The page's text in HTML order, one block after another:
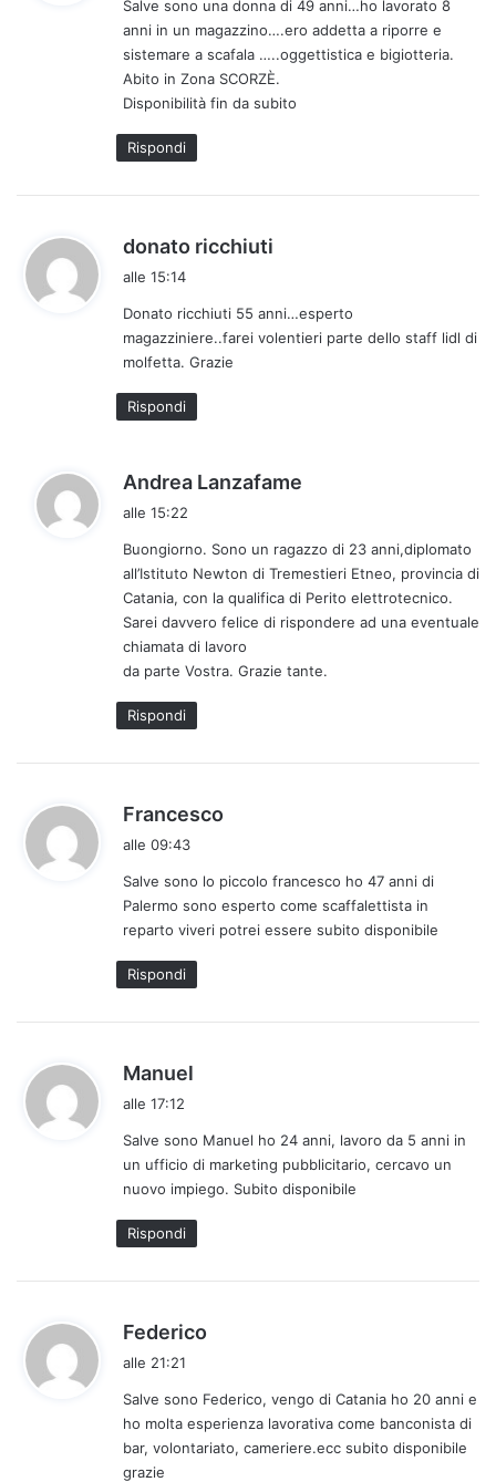
e
t
t
o
:
Salve sono una donna di 49 anni…ho lavorato 8
anni in un magazzino….ero addetta a riporre e
sistemare a scafala …..oggettistica e bigiotteria.
Abito in Zona SCORZÈ.
Disponibilità fin da subito
Rispondi
donato ricchiuti
e
t
alle 15:14
Donato ricchiuti 55 anni…esperto
magazziniere..farei volentieri parte dello staff lidl di
molfetta. Grazie
Rispondi
Andrea Lanzafame
e
t
t
o
alle 15:22
Buongiorno. Sono un ragazzo di 23 anni,diplomato
all’Istituto Newton di Tremestieri Etneo, provincia di
Catania, con la qualifica di Perito elettrotecnico.
Sarei davvero felice di rispondere ad una eventuale
chiamata di lavoro
da parte Vostra. Grazie tante.
Rispondi
Francesco
e
t
t
alle 09:43
Salve sono lo piccolo francesco ho 47 anni di
Palermo sono esperto come scaffalettista in
reparto viveri potrei essere subito disponibile
Rispondi
Manuel
e
t
t
o
:
alle 17:12
Salve sono Manuel ho 24 anni, lavoro da 5 anni in
un ufficio di marketing pubblicitario, cercavo un
nuovo impiego. Subito disponibile
Rispondi
Federico
e
t
t
alle 21:21
Salve sono Federico, vengo di Catania ho 20 anni e
ho molta esperienza lavorativa come banconista di
bar, volontariato, cameriere.ecc subito disponibile
grazie